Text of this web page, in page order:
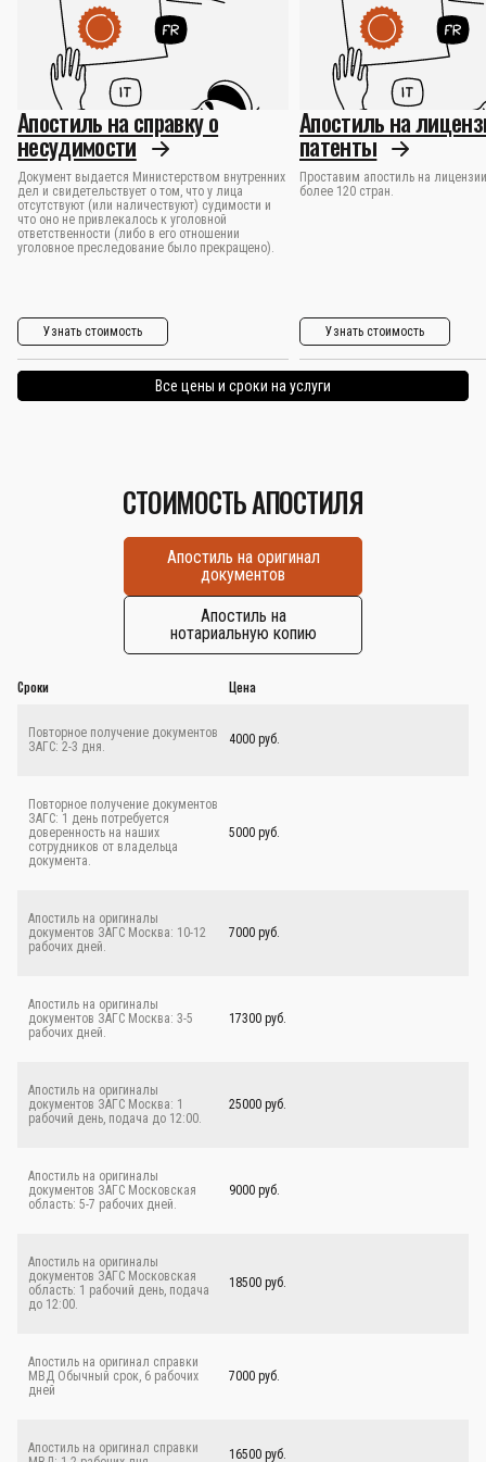
Апостиль на справку о
несудимости
Документ выдается Министерством внутренних
дел и свидетельствует о том, что у лица
отсутствуют (или наличествуют) судимости и
что оно не привлекалось к уголовной
ответственности (либо в его отношении
уголовное преследование было прекращено).
Узнать стоимость
Апостиль на
патенты
Проставим апостиль на
более 120 стран.
Узнать стоимость
Все цены и сроки на услуги
СТОИМОСТЬ АПОСТИЛЯ
Апостиль на оригинал
документов
Апостиль на
нотариальную копию
Сроки Цена
Повторное получение документов
ЗАГС: 2-3 дня.
4000 руб.
Повторное получение документов
ЗАГС: 1 день потребуется
доверенность на наших
сотрудников от владельца
документа.
5000 руб.
Апостиль на оригиналы
документов ЗАГС Москва: 10-12
рабочих дней.
7000 руб.
Апостиль на оригиналы
документов ЗАГС Москва: 3-5
рабочих дней.
17300 руб.
Апостиль на оригиналы
документов ЗАГС Москва: 1
рабочий день, подача до 12:00.
25000 руб.
Апостиль на оригиналы
документов ЗАГС Московская
область: 5-7 рабочих дней.
9000 руб.
Апостиль на оригиналы
документов ЗАГС Московская
область: 1 рабочий день, подача
до 12:00.
18500 руб.
Апостиль на оригинал справки
МВД Обычный срок, 6 рабочих
дней
7000 руб.
Апостиль на оригинал справки
16500 руб.